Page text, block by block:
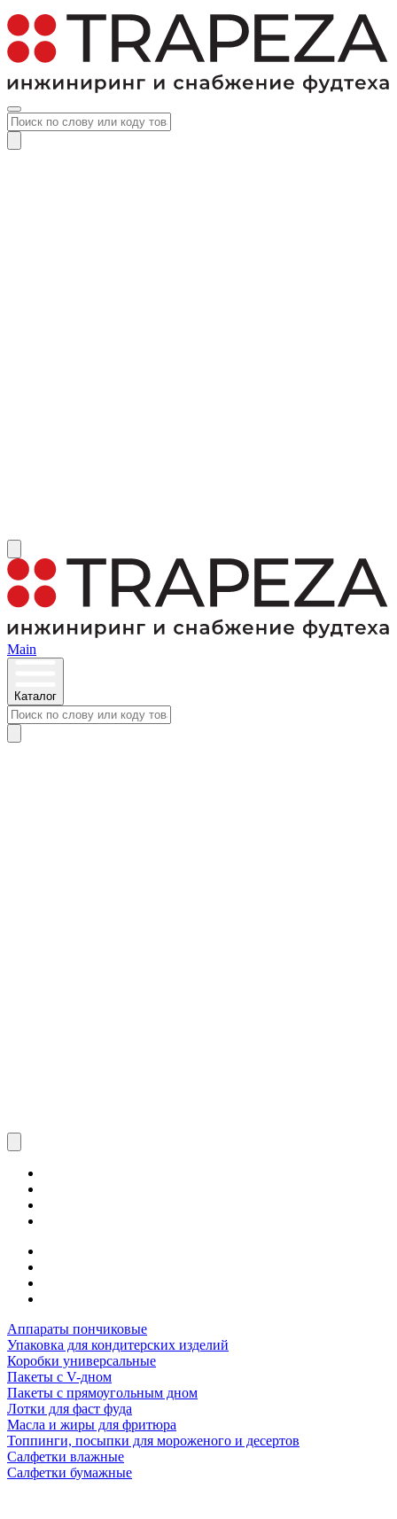
Main
Каталог
Аппараты пончиковые
Упаковка для кондитерских изделий
Коробки универсальные
Пакеты с V-дном
Пакеты с прямоугольным дном
Лотки для фаст фуда
Масла и жиры для фритюра
Топпинги, посыпки для мороженого и десертов
Салфетки влажные
Салфетки бумажные